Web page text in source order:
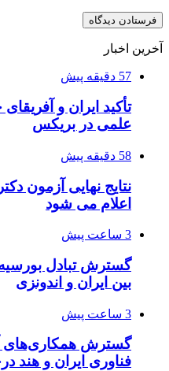
آخرین اخبار
57 دقیقه پیش
تأکید ایران و
علمی در بریکس
58 دقیقه پیش
اعلام می شود
3 ساعت پیش
گسترش تبادل
بین ایران و اندونزی
3 ساعت پیش
گسترش همکاری‌های
فناوری ایران و هند